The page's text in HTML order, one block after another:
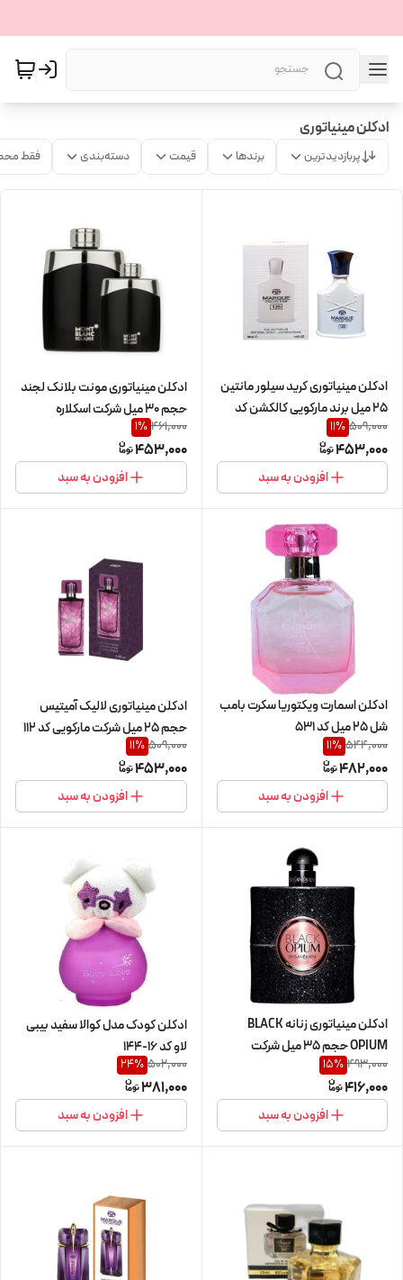
ادکلن مینیاتوری
پربازدیدترین برندها قیمت دسته‌بندی فقط
ادکلن مینیاتوری کرید سیلور مانتین
25 میل برند مارکویی کالکشن کد
126
509,000
11%
453,000
افزودن به سبد
ادکلن مینیاتوری مونت بلانک لجند
حجم 30 میل شرکت اسکلاره
461,000
1%
453,000
افزودن به سبد
ادکلن اسمارت ویکتوریا سکرت بامب
شل 25 میل کد 531
544,000
11%
482,000
افزودن به سبد
ادکلن مینیاتوری لالیک آمیتیس
حجم 25 میل شرکت مارکویی کد 112
509,000
11%
453,000
افزودن به سبد
ادکلن مینیاتوری زنانه BLACK
OPIUM حجم 35 میل شرکت
اسکلاره
493,000
15%
416,000
افزودن به سبد
ادکلن کودک مدل کوالا سفید بیبی
لاو کد 16-144
502,000
24%
381,000
افزودن به سبد